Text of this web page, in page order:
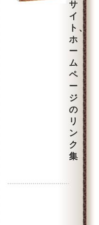
サ
イ
ト、
ホ
ー
ム
ペ
ー
ジ
の
リ
ン
ク
集